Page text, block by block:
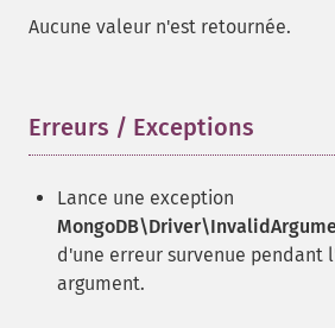
Aucune valeur n'est retournée.
Erreurs / Exceptions
Lance une exception
d'une erreur survenue pendant
argument.